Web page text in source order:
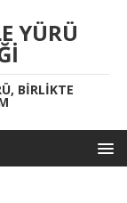
YÜRÜ
BIRLIKTE